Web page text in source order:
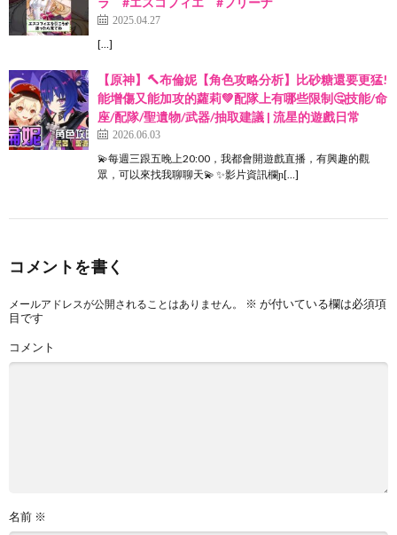
2025.04.27
[…]
【原神】🔨布倫妮【角色攻略分析】比砂糖還要更猛!
能增傷又能加攻的蘿莉💚配隊上有哪些限制🤔技能/命
座/配隊/聖遺物/武器/抽取建議 | 流星的遊戲日常
2026.06.03
💫每週三跟五晚上20:00，我都會開遊戲直播，有興趣的觀
眾，可以來找我聊聊天💫 ✨影片資訊欄ɲ[…]
コメントを書く
メールアドレスが公開されることはありません。 ※ が付いている欄は必須項
目です
コメント
名前 ※